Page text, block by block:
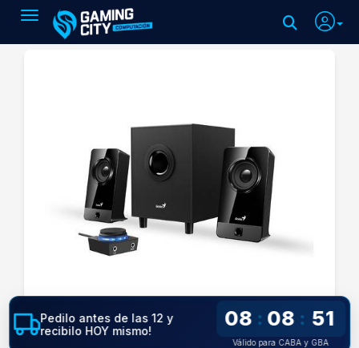
Toggle navigation
Pedilo antes de las 12 y
recibilo HOY mismo!
08 : 08 : 51
Válido para CABA y GBA